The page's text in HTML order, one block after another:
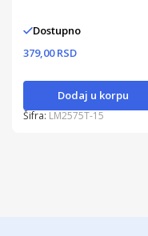
Dostupno
379,00 RSD
Dodaj u korpu
Šifra: LM2575T-15